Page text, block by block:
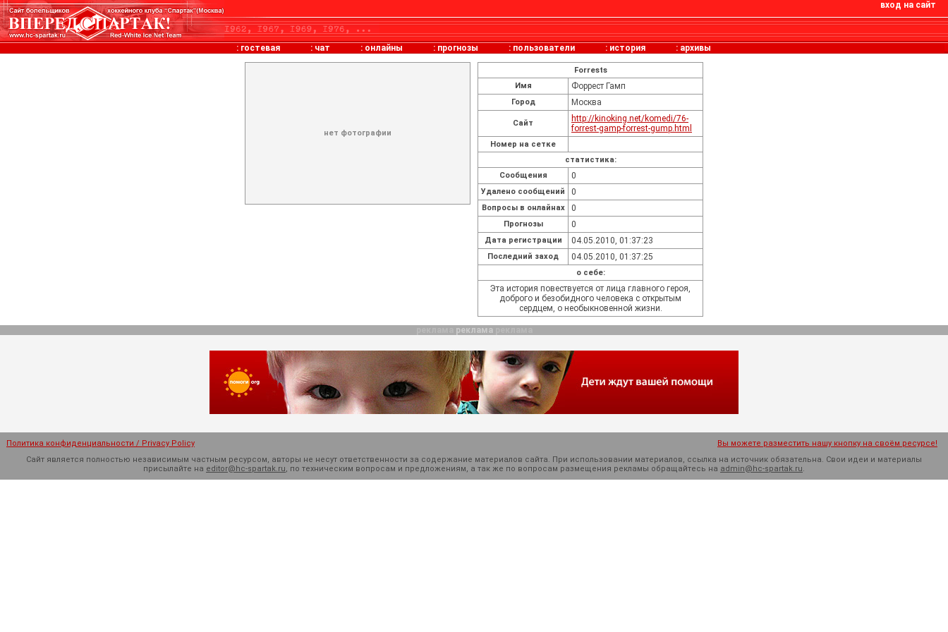
вход на сайт
: гостевая : чат : онлайны : прогнозы : пользователи : история : архивы
нет фотографии
Forrests
Имя
Форрест Гамп
Город Москва
Сайт
http://kinoking.net/komedi/76-
forrest-gamp-forrest-gump.html
Номер на сетке
статистика:
Cообщения
0
Удалено сообщений 0
Вопросы в онлайнах 0
Прогнозы 0
Дата регистрации 04.05.2010, 01:37:23
Последний заход 04.05.2010, 01:37:25
о себе:
Эта история повествуется от лица главного героя,
доброго и безобидного человека с открытым
сердцем, о необыкновенной жизни.
реклама
Политика конфиденциальности / Privacy Policy
Вы можете разместить нашу кнопку на своём ресурсе!
Сайт является полностью независимым частным ресурсом, авторы не несут ответственности за содержание материалов сайта. При использовании материалов, ссылка на источник обязательна. Cвои идеи и материалы
присылайте на editor@hc-spartak.ru, по техническим вопросам и предложениям, а так же по вопросам размещения рекламы обращайтесь на admin@hc-spartak.ru.